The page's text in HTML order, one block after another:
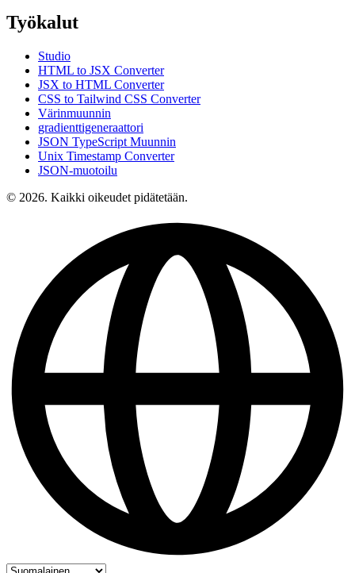
Työkalut
Studio
HTML to JSX Converter
JSX to HTML Converter
CSS to Tailwind CSS Converter
Värinmuunnin
gradienttigeneraattori
JSON TypeScript Muunnin
Unix Timestamp Converter
JSON-muotoilu
© 2026. Kaikki oikeudet pidätetään.